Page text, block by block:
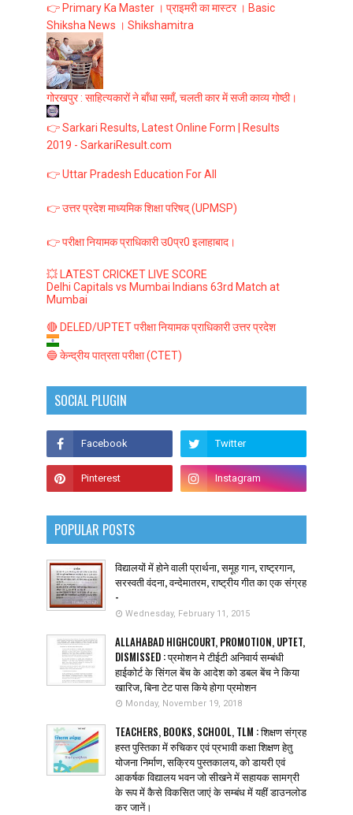
👉 Primary Ka Master । प्राइमरी का मास्टर । Basic
Shiksha News । Shikshamitra
गोरखपुर : साहित्यकारों ने बाँधा समाँ, चलती कार में सजी काव्य गोष्ठी।
👉 Sarkari Results, Latest Online Form | Results
2019 - SarkariResult.com
👉 Uttar Pradesh Education For All
👉 उत्तर प्रदेश माध्यमिक शिक्षा परिषद् (UPMSP)
👉 परीक्षा नियामक प्राधिकारी उ0प्र0 इलाहाबाद।
💥 LATEST CRICKET LIVE SCORE
Delhi Capitals vs Mumbai Indians 63rd Match at
Mumbai
🔴 DELED/UPTET परीक्षा नियामक प्राधिकारी उत्तर प्रदेश
🔵 केन्द्रीय पात्रता परीक्षा (CTET)
SOCIAL PLUGIN
POPULAR POSTS
विद्यालयों में होने वाली प्रार्थना, समूह गान, राष्ट्रगान,
सरस्वती वंदना, वन्देमातरम, राष्ट्रीय गीत का एक संग्रह
-
Wednesday, February 11, 2015
ALLAHABAD HIGHCOURT, PROMOTION, UPTET,
DISMISSED : प्रमोशन मे टीईटी अनिवार्य सम्बंधी
हाईकोर्ट के सिंगल बेंच के आदेश को डबल बेंच ने किया
खारिज, बिना टेट पास किये होगा प्रमोशन
Monday, November 19, 2018
TEACHERS, BOOKS, SCHOOL, TLM : शिक्षण संग्रह
हस्त पुस्तिका में रुचिकर एवं प्रभावी कक्षा शिक्षण हेतु
योजना निर्माण, सक्रिय पुस्तकालय, को डायरी एवं
आकर्षक विद्यालय भवन जो सीखने में सहायक सामग्री
के रूप में कैसे विकसित जाएं के सम्बंध में यहीं डाउनलोड
कर जानें।